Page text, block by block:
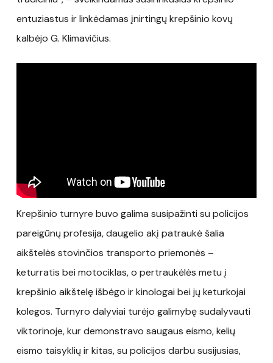
entuziastus ir linkėdamas įnirtingų krepšinio kovų
kalbėjo G. Klimavičius.
Krepšinio turnyre buvo galima susipažinti su policijos
pareigūnų profesija, daugelio akį patraukė šalia
aikštelės stovinčios transporto priemonės –
keturratis bei motociklas, o pertraukėlės metu į
krepšinio aikštelę išbėgo ir kinologai bei jų keturkojai
kolegos. Turnyro dalyviai turėjo galimybę sudalyvauti
viktorinoje, kur demonstravo saugaus eismo, kelių
eismo taisyklių ir kitas, su policijos darbu susijusias,